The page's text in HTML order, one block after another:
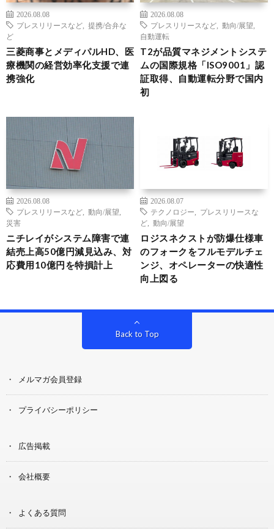
2026.08.08
プレスリリースなど
提携/合弁な
ど
三菱商事とメディパルHD、医
療機関の経営効率化支援で連
携強化
2026.08.08
プレスリリースなど
動向/展望
自動運転
T2が品質マネジメントシステ
ムの国際規格「ISO9001」認
証取得、自動運転分野で国内
初
2026.08.08
プレスリリースなど
動向/展望
災害
ニチレイがシステム障害で連
結売上高50億円減見込み、対
応費用10億円を特損計上
2026.08.07
テクノロジー
プレスリリースな
ど
動向/展望
ロジスネクストが防爆仕様車
のフォークをフルモデルチェ
ンジ、オペレーターの快適性
向上図る
Back to Top
メルマガ会員登録
プライバシーポリシー
広告掲載
会社概要
よくある質問